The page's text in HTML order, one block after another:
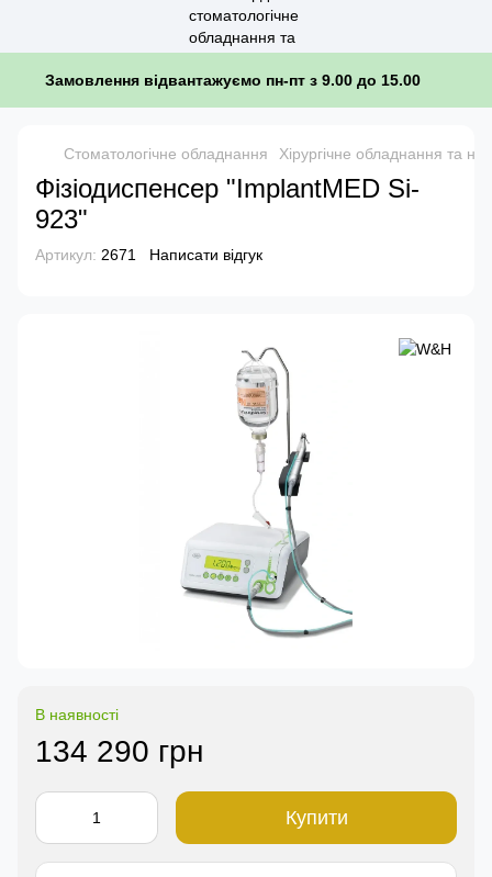
Замовлення відвантажуємо пн-пт з 9.00 до 15.00
Стоматологічне обладнання Хірургічне обладнання та
Фізіодиспенсер "ImplantMED Si-
923"
Артикул: 2671 Написати відгук
В наявності
134 290 грн
Купити